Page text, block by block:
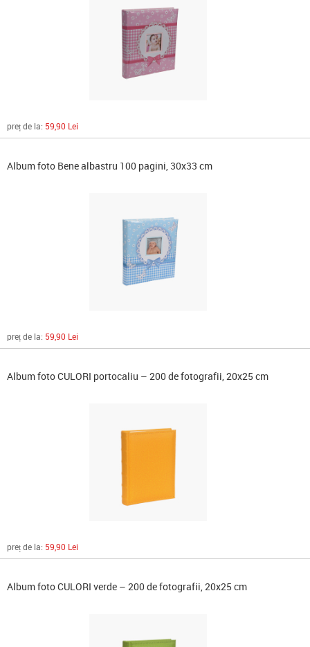
preț de la: 59,90 Lei
Album foto Bene albastru 100 pagini, 30x33 cm
preț de la: 59,90 Lei
Album foto CULORI portocaliu – 200 de fotografii, 20x25 cm
preț de la: 59,90 Lei
Album foto CULORI verde – 200 de fotografii, 20x25 cm